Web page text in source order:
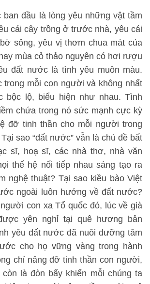
ban đầu là lòng yêu những vật tầm
cái cây trồng ở trước nhà, yêu cái
sông, yêu vị thơm chua mát của
mùa cỏ thảo nguyên có hơi rượu
đất nước là tình yêu muôn màu.
trong mỗi con người và không nhất
bộc lộ, biểu hiện như nhau. Tình
chứa trong nó sức mạnh cực kỳ
đỡ tinh thần cho mỗi người trong
sao “đất nước” vẫn là chủ đề bất
sĩ, hoạ sĩ, các nhà thơ, nhà văn
thế hệ nối tiếp nhau sáng tạo ra
nghệ thuật? Tại sao kiều bào Việt
ngoài luôn hướng về đất nước?
con xa Tổ quốc đó, lúc về già
yên nghỉ tại quê hương bản
yêu đất nước đã nuôi dưỡng tâm
cho họ vững vàng trong hành
chỉ nâng đỡ tinh thần con người,
là đòn bẩy khiến mỗi chúng ta